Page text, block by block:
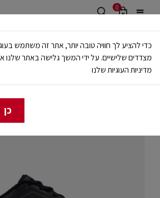
0
משלוח חינם מעל 499 ש"ח
🔥 20% הנחה על כל הביגוד באתר ובחנויות - לזמן מוגבל
בית גברים נעליים ריצה
כדי להציע לך חוויה טובה יותר, אתר זה משתמש
מצדדים שלישיים. על ידי המשך גלישה באתר
מדיניות העוגיות שלנו
כן